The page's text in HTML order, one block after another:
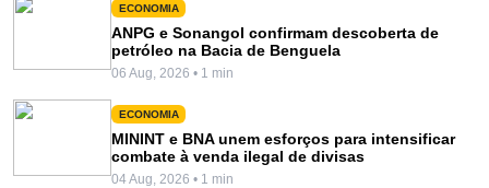
ECONOMIA
ANPG e Sonangol confirmam descoberta de
petróleo na Bacia de Benguela
06 Aug, 2026 • 1 min
ECONOMIA
MININT e BNA unem esforços para intensificar
combate à venda ilegal de divisas
04 Aug, 2026 • 1 min